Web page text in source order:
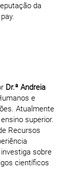
da
Dr.ª Andreia
e
Atualmente
superior.
Recursos
sobre
científicos